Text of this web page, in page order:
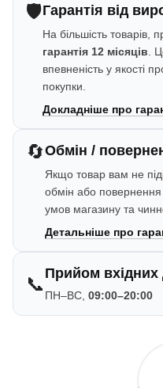
🛡️Гарантія від
На більшість товарів,
гарантія 12 місяців .
впевненість у якості
покупки.
Докладніше про
🔄Обмін /
Якщо товар вам не
обмін або повернення
умов магазину та
Детальніше про
📞 Прийом вхідних
ПН–ВС, 09:00–20:00